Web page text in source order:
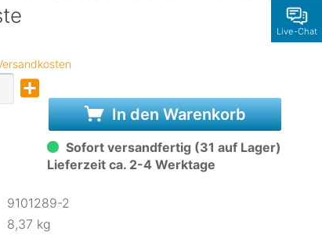
Live-Chat
In den Warenkorb
Sofort versandfertig (31 auf Lager)
Lieferzeit ca. 2-4 Werktage
9101289-2
8,37 kg